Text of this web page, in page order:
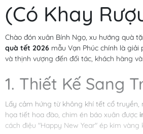
(Có Khay
Chào đón xuân Bính Ngọ, xu hướng quà
quà tết 2026 mẫu Vạn Phúc chính là
và thịnh vượng đến đối tác, khách hàng
1. Thiết Kế Sang
Lấy cảm hứng từ không khí tết cổ
họa tiết hoa đào, chim én báo xuân được
cách điệu "Happy New Year" ép kim